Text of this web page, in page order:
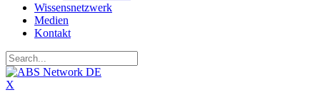
Wissensnetzwerk
Medien
Kontakt
X